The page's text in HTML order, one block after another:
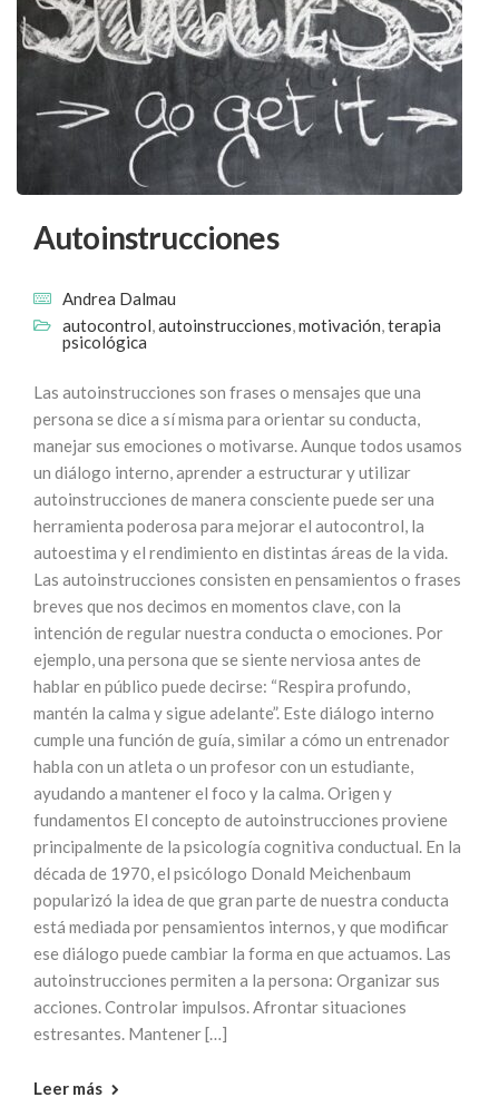
Autoinstrucciones
Andrea Dalmau
autocontrol,autoinstrucciones,motivación,terapia
psicológica
Las autoinstrucciones son frases o mensajes que una
persona se dice a sí misma para orientar su conducta,
manejar sus emociones o motivarse. Aunque todos usamos
un diálogo interno, aprender a estructurar y utilizar
autoinstrucciones de manera consciente puede ser una
herramienta poderosa para mejorar el autocontrol, la
autoestima y el rendimiento en distintas áreas de la vida.
Las autoinstrucciones consisten en pensamientos o frases
breves que nos decimos en momentos clave, con la
intención de regular nuestra conducta o emociones. Por
ejemplo, una persona que se siente nerviosa antes de
hablar en público puede decirse: “Respira profundo,
mantén la calma y sigue adelante”. Este diálogo interno
cumple una función de guía, similar a cómo un entrenador
habla con un atleta o un profesor con un estudiante,
ayudando a mantener el foco y la calma. Origen y
fundamentos El concepto de autoinstrucciones proviene
principalmente de la psicología cognitiva conductual. En la
década de 1970, el psicólogo Donald Meichenbaum
popularizó la idea de que gran parte de nuestra conducta
está mediada por pensamientos internos, y que modificar
ese diálogo puede cambiar la forma en que actuamos. Las
autoinstrucciones permiten a la persona: Organizar sus
acciones. Controlar impulsos. Afrontar situaciones
estresantes. Mantener […]
Leer más